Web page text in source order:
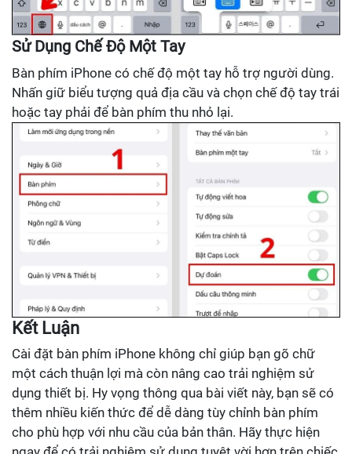
Sử Dụng Chế Độ Một Tay
Bàn phím iPhone có chế độ một tay hỗ trợ người dùng.
Nhấn giữ biểu tượng quả địa cầu và chọn chế độ tay trái
hoặc tay phải để bàn phím thu nhỏ lại.
Kết Luận
Cài đặt bàn phím iPhone không chỉ giúp bạn gõ chữ
một cách thuận lợi mà còn nâng cao trải nghiệm sử
dụng thiết bị. Hy vọng thông qua bài viết này, bạn sẽ có
thêm nhiều kiến thức để dễ dàng tùy chỉnh bàn phím
cho phù hợp với nhu cầu của bản thân. Hãy thực hiện